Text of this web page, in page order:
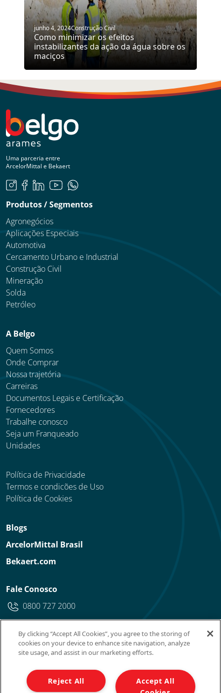
junho 4, 2024Construção Civil
Como minimizar os efeitos
instabilizantes da ação da água sobre os
maciços
Uma parceria entre
ArcelorMittal e Bekaert
Produtos / Segmentos
Agronegócios
Aplicações Especiais
Automotiva
Cercamento Urbano e Industrial
Construção Civil
Mineração
Solda
Petróleo
A Belgo
Quem Somos
Onde Comprar
Nossa trajetória
Carreiras
Documentos Legais e Certificação
Fornecedores
Trabalhe conosco
Seja um Franqueado
Unidades
Política de Privacidade
Termos e condicões de Uso
Política de Cookies
Blogs
ArcelorMittal Brasil
Bekaert.com
Fale Conosco
0800 727 2000
© Belgo Arames - 2022 - Todos os direitos
By clicking “Accept All Cookies”, you agree to the storing of
cookies on your device to enhance site navigation, analyze
site usage, and assist in our marketing efforts.
Accept All
Reject All